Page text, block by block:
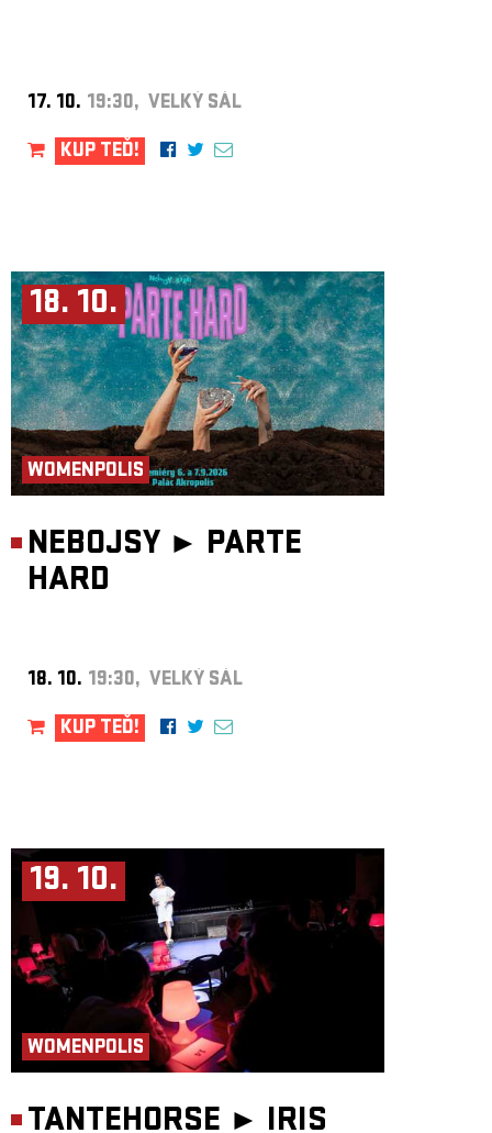
17. 10. 19:30, VELKÝ SÁL
KUP TEĎ!
18. 10.
WOMENPOLIS
NEBOJSY ► PARTE
HARD
18. 10. 19:30, VELKÝ SÁL
KUP TEĎ!
19. 10.
WOMENPOLIS
TANTEHORSE ► IRIS